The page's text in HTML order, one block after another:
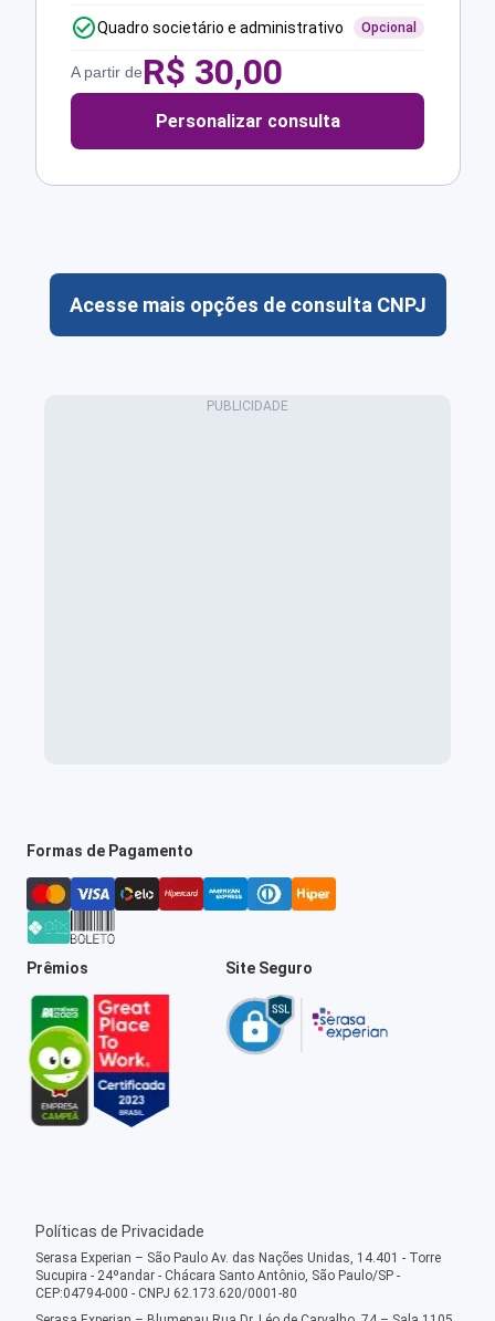
Quadro societário e administrativo Opcional
A partir deR$ 30,00
Personalizar consulta
Acesse mais opções de consulta CNPJ
Formas de Pagamento
Prêmios Site Seguro
Políticas de Privacidade
Serasa Experian – São Paulo Av. das Nações Unidas, 14.401 - Torre
Sucupira - 24ºandar - Chácara Santo Antônio, São Paulo/SP -
CEP:04794-000 - CNPJ 62.173.620/0001-80